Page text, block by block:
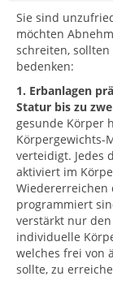
Sie sind
möchten
schreiten, sollten
bedenken:
1. Erbanlagen
Statur bis zu
gesunde Körper
Körpergewichts-
verteidigt. Jedes
aktiviert im
Wiedererreichen
programmiert
verstärkt nur den
individuelle
welches frei von
sollte, zu